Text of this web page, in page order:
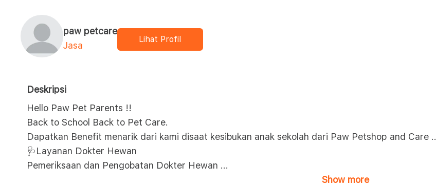
paw petcare
Jasa
Lihat Profil
Deskripsi
Hello Paw Pet Parents !!
Back to School Back to Pet Care.
Dapatkan Benefit menarik dari kami disaat kesibukan anak sekolah dari Paw Petshop and Care ..
🩺Layanan Dokter Hewan
Pemeriksaan dan Pengobatan Dokter Hewan ...
Show more